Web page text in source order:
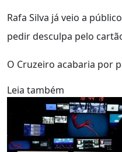
Rafa Silva já veio a
pedir desculpa pelo
O Cruzeiro acabaria por
Leia também